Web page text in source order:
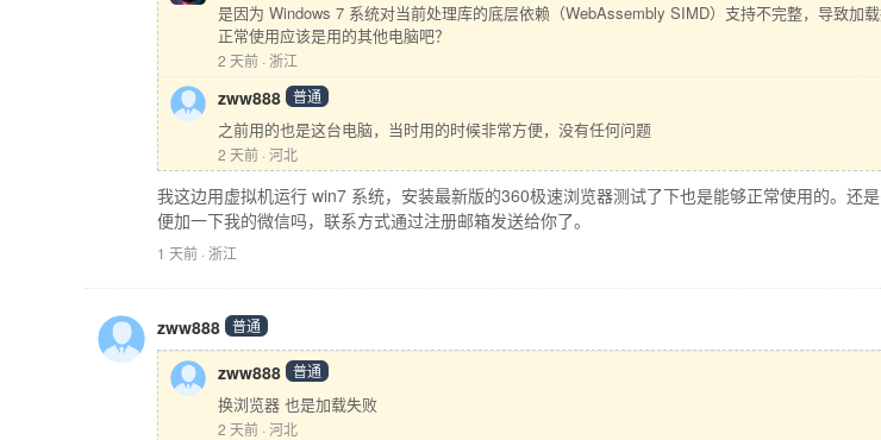
是因为 Windows 7 系统对当前处理库的底层依赖（WebAssembly SIMD）支持不完整，导致加
正常使用应该是用的其他电脑吧？
2 天前 · 浙江
zww888 普通
之前用的也是这台电脑，当时用的时候非常方便，没有任何问题
2 天前 · 河北
我这边用虚拟机运行 win7 系统，安装最新版的360极速浏览器测试了下也是能够正常使用的。还
便加一下我的微信吗，联系方式通过注册邮箱发送给你了。
1 天前 · 浙江
zww888 普通
zww888 普通
换浏览器 也是加载失败
2 天前 · 河北